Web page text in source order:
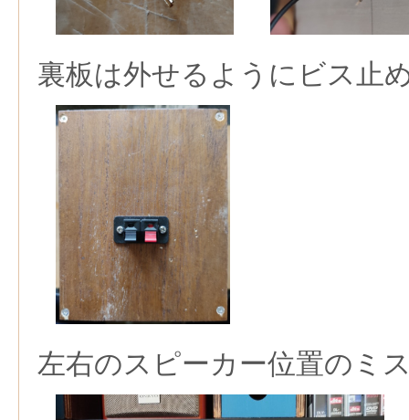
裏板は外せるようにビス止
左右のスピーカー位置のミ